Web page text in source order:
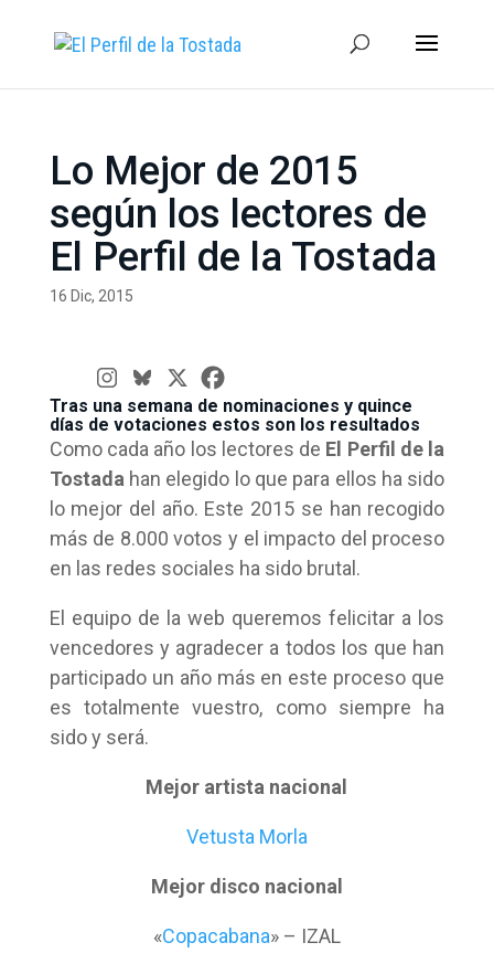
Lo Mejor de 2015
según los lectores de
El Perfil de la Tostada
16 Dic, 2015
Tras una semana de nominaciones y quince
días de votaciones estos son los resultados
Como cada año los lectores de El Perfil de la
Tostada han elegido lo que para ellos ha sido
lo mejor del año. Este 2015 se han recogido
más de 8.000 votos y el impacto del proceso
en las redes sociales ha sido brutal.
El equipo de la web queremos felicitar a los
vencedores y agradecer a todos los que han
participado un año más en este proceso que
es totalmente vuestro, como siempre ha
sido y será.
Mejor artista nacional
Vetusta Morla
Mejor disco nacional
«Copacabana» – IZAL